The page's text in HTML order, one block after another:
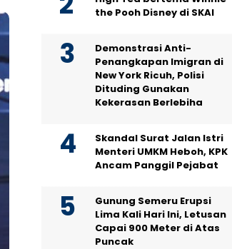
the Pooh Disney di SKAI
Demonstrasi Anti-
Penangkapan Imigran di
New York Ricuh, Polisi
Dituding Gunakan
Kekerasan Berlebiha
Skandal Surat Jalan Istri
Menteri UMKM Heboh, KPK
Ancam Panggil Pejabat
Gunung Semeru Erupsi
Lima Kali Hari Ini, Letusan
Capai 900 Meter di Atas
Puncak